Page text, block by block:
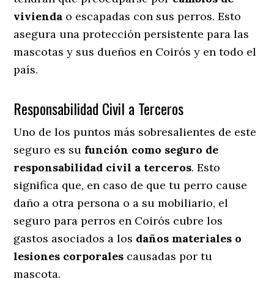
vivienda o escapadas con sus perros. Esto
asegura una protección persistente para las
mascotas y sus dueños en Coirós y en todo el
país.
Responsabilidad Civil a Terceros
Uno de los puntos más sobresalientes de este
seguro es su función como seguro de
responsabilidad civil a terceros. Esto
significa que, en caso de que tu perro cause
daño a otra persona o a su mobiliario, el
seguro para perros en Coirós cubre los
gastos asociados a los daños materiales o
lesiones corporales causadas por tu
mascota.